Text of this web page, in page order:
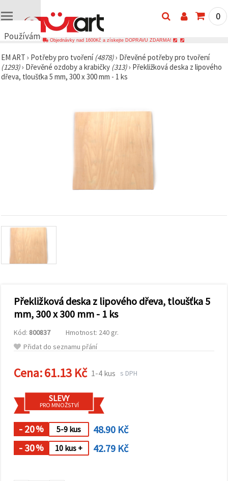
Používáme
🍪
Používáme
cookies a
zobrazovali
pomocí
našich
marketing.
souhlasit s
všech
cookies
kliknutím
vše!" Nebo
uvést své
preference v
Nastavení
výběrem
daného
cookies a
kliknutím
na tlačítko
0
Objednávky nad 1600Kč a získejte DOPRAVU ZDARMA!
EM ART › Potřeby pro tvoření (4878)› Dřevěné potřeby pro tvoření
(1293)› Dřevěné ozdoby a krabičky (313)› Překližková deska z lipového
dřeva, tloušťka 5 mm, 300 x 300 mm - 1 ks
Překližková deska z lipového dřeva, tloušťka 5
mm, 300 x 300 mm - 1 ks
Kód: 800837
Hmotnost: 240 gr.
Přidat do seznamu přání
Cena:61.13 Kč 1-4 kus s DPH
SLEVY
PRO MNOŽSTVÍ
- 20% 5-9 kus
48.90 Kč
- 30% 10 kus + 42.79 Kč